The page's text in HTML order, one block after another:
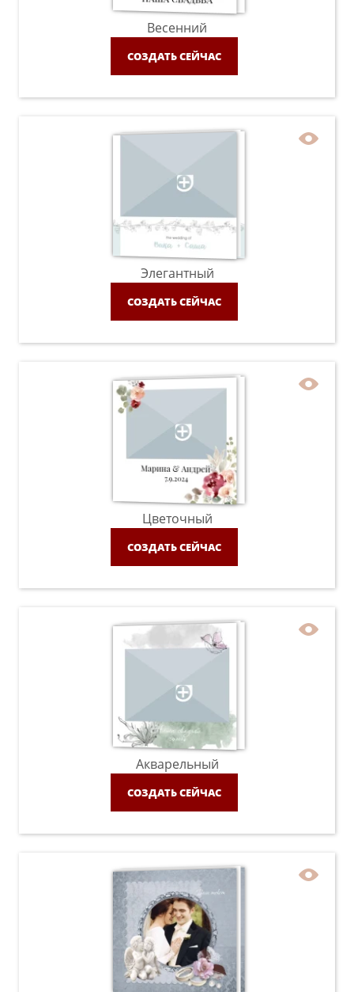
Весенний
СОЗДАТЬ СЕЙЧАС
Элегантный
СОЗДАТЬ СЕЙЧАС
Цветочный
СОЗДАТЬ СЕЙЧАС
Акварельный
СОЗДАТЬ СЕЙЧАС